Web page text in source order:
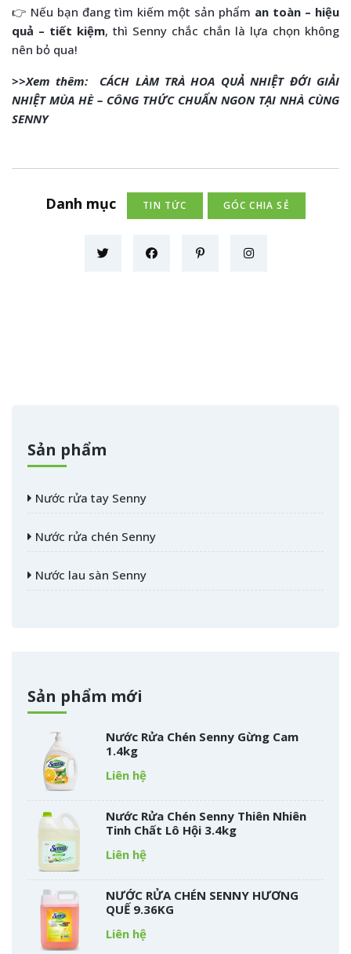
👉 Nếu bạn đang tìm kiếm một sản phẩm an toàn – hiệu
quả – tiết kiệm, thì Senny chắc chắn là lựa chọn không
nên bỏ qua!
>>Xem thêm: CÁCH LÀM TRÀ HOA QUẢ NHIỆT ĐỚI GIẢI
NHIỆT MÙA HÈ – CÔNG THỨC CHUẨN NGON TẠI NHÀ CÙNG
SENNY
Danh mục TIN TỨC GÓC CHIA SẺ
Sản phẩm
Nước rửa tay Senny
Nước rửa chén Senny
Nước lau sàn Senny
Sản phẩm mới
Nước Rửa Chén Senny Gừng Cam
1.4kg
Liên hệ
Nước Rửa Chén Senny Thiên Nhiên
Tinh Chất Lô Hội 3.4kg
Liên hệ
NƯỚC RỬA CHÉN SENNY HƯƠNG
QUẾ 9.36KG
Liên hệ